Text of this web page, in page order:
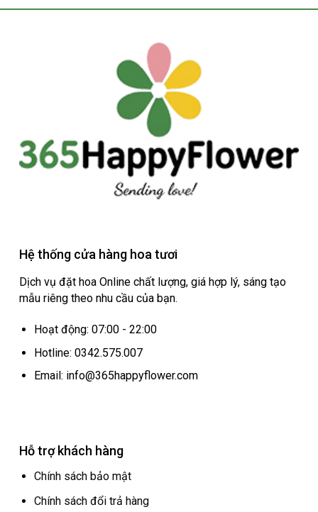
Hệ thống cửa hàng hoa tươi
Dịch vụ đặt hoa Online chất lượng, giá hợp lý, sáng tạo
mẫu riêng theo nhu cầu của bạn.
Hoạt động: 07:00 - 22:00
Hotline: 0342.575.007
Email: info@365happyflower.com
Hỗ trợ khách hàng
Chính sách bảo mật
Chính sách đổi trả hàng